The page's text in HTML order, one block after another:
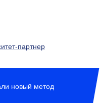
партнер
новый метод